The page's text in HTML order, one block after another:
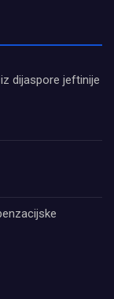
dijaspore jeftinije